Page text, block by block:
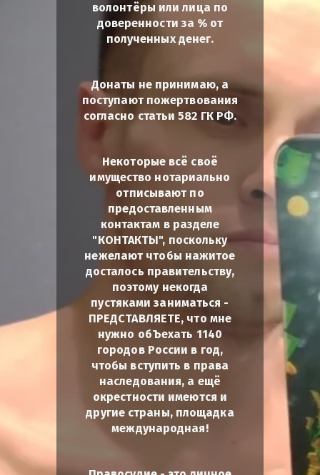
волонтёры или лица по
доверенности за % от
полученных денег.
Донаты не принимаю, а
поступают пожертвования
согласно статьи 582 ГК РФ.
Некоторые всё своё
имущество нотариально
отписывают по
предоставленным
контактам в разделе
"КОНТАКТЫ", поскольку
нежелают чтобы нажитое
досталось правительству,
поэтому некогда
пустяками заниматься -
ПРЕДСТАВЛЯЕТЕ, что мне
нужно обЪехать 1140
городов России в год,
чтобы вступить в права
наследования, а ещё
окрестности имеются и
другие страны, площадка
международная!